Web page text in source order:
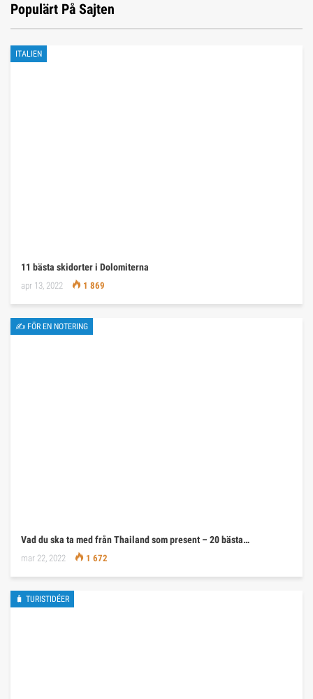
Populärt På Sajten
ITALIEN
11 bästa skidorter i Dolomiterna
apr 13, 2022 1 869
✍ FÖR EN NOTERING
Vad du ska ta med från Thailand som present – 20 bästa…
mar 22, 2022 1 672
🧳 TURISTIDÉER